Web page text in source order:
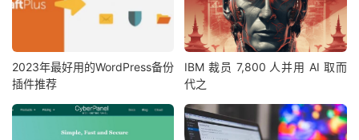
2023年最好用的WordPress备份
插件推荐
IBM 裁员 7,800 人并用 AI 取而
代之